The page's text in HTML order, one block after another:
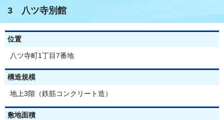
3 八ツ寺別館
位置
八ツ寺町1丁目7番地
構造規模
地上3階（鉄筋コンクリート造）
敷地面積